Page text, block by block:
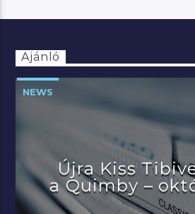
Ajánló
NEWS
Újra Kiss
a Quimby –